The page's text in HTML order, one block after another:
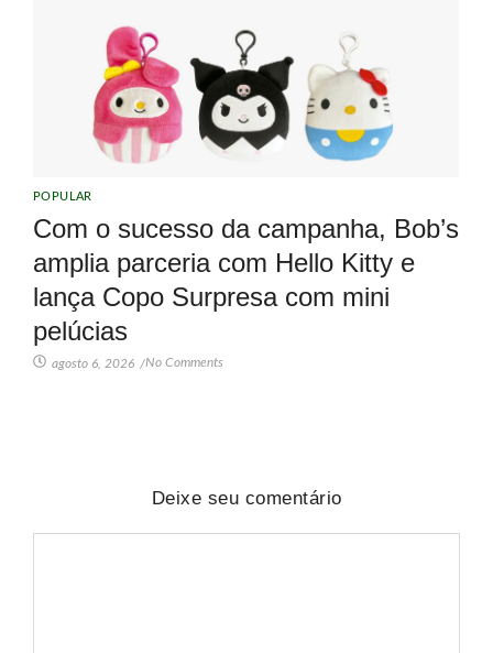
POPULAR
Com o sucesso da campanha, Bob’s
amplia parceria com Hello Kitty e
lança Copo Surpresa com mini
pelúcias
agosto 6, 2026 /No Comments
Deixe seu comentário